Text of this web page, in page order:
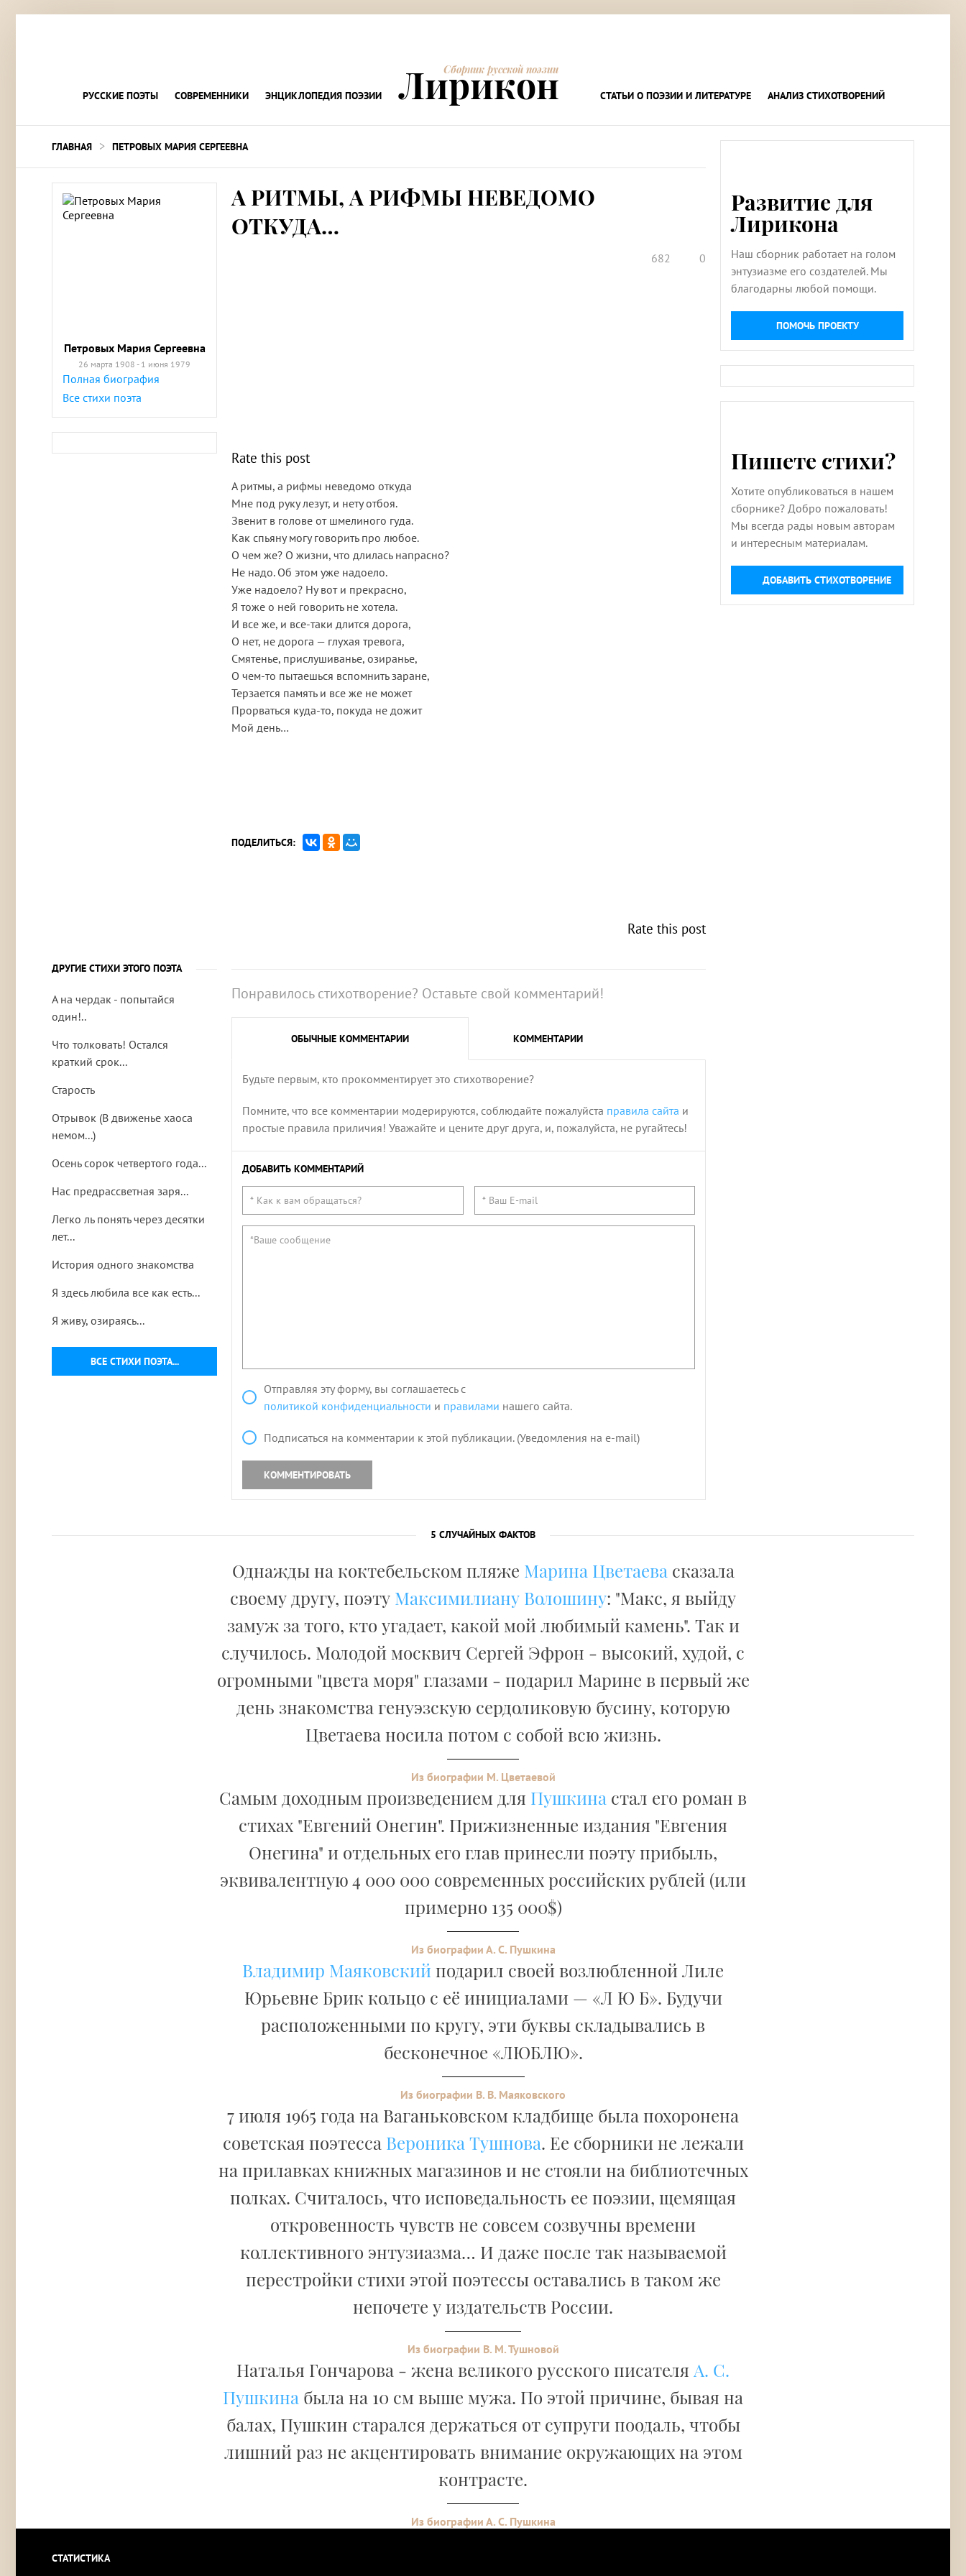
РУССКИЕ ПОЭТЫ СОВРЕМЕННИКИ ЭНЦИКЛОПЕДИЯ ПОЭЗИИ
Сборник русской поэзии
Лирикон СТАТЬИ О ПОЭЗИИ И ЛИТЕРАТУРЕ АНАЛИЗ СТИХОТВОРЕНИЙ
ГЛАВНАЯ > ПЕТРОВЫХ МАРИЯ СЕРГЕЕВНА
Петровых Мария Сергеевна
26 марта 1908 - 1 июня 1979
Полная биография
Все стихи поэта
А РИТМЫ, А РИФМЫ НЕВЕДОМО
ОТКУДА…
682 0
Rate this post
А ритмы, а рифмы неведомо откуда
Мне под руку лезут, и нету отбоя.
Звенит в голове от шмелиного гуда.
Как спьяну могу говорить про любое.
О чем же? О жизни, что длилась напрасно?
Не надо. Об этом уже надоело.
Уже надоело? Ну вот и прекрасно,
Я тоже о ней говорить не хотела.
И все же, и все-таки длится дорога,
О нет, не дорога — глухая тревога,
Смятенье, прислушиванье, озиранье,
О чем-то пытаешься вспомнить заране,
Терзается память и все же не может
Прорваться куда-то, покуда не дожит
Мой день…
ПОДЕЛИТЬСЯ:
Rate this post
ДРУГИЕ СТИХИ ЭТОГО ПОЭТА
ВСЕ СТИХИ ПОЭТА...
А на чердак - попытайся
один!..
Что толковать! Остался
краткий срок...
Старость
Отрывок (В движенье хаоса
немом...)
Осень сорок четвертого года...
Нас предрассветная заря...
Легко ль понять через десятки
лет...
История одного знакомства
Я здесь любила все как есть...
Я живу, озираясь...
Понравилось стихотворение? Оставьте свой комментарий!
ОБЫЧНЫЕ КОММЕНТАРИИ КОММЕНТАРИИ
Будьте первым, кто прокомментирует это стихотворение?
Помните, что все комментарии модерируются, соблюдайте пожалуйста правила сайта и
простые правила приличия! Уважайте и цените друг друга, и, пожалуйста, не ругайтесь!
ДОБАВИТЬ КОММЕНТАРИЙ
Отправляя эту форму, вы соглашаетесь с
политикой конфиденциальности и правилами нашего сайта.
Подписаться на комментарии к этой публикации. (Уведомления на e-mail)
КОММЕНТИРОВАТЬ
Развитие для
Лирикона
Наш сборник работает на голом
энтузиазме его создателей. Мы
благодарны любой помощи.
ПОМОЧЬ ПРОЕКТУ
Пишете стихи?
Хотите опубликоваться в нашем
сборнике? Добро пожаловать!
Мы всегда рады новым авторам
и интересным материалам.
ДОБАВИТЬ СТИХОТВОРЕНИЕ
5 СЛУЧАЙНЫХ ФАКТОВ
Однажды на коктебельском пляже Марина Цветаева сказала
своему другу, поэту Максимилиану Волошину: "Макс, я выйду
замуж за того, кто угадает, какой мой любимый камень". Так и
случилось. Молодой москвич Сергей Эфрон - высокий, худой, с
огромными "цвета моря" глазами - подарил Марине в первый же
день знакомства генуэзскую сердоликовую бусину, которую
Цветаева носила потом с собой всю жизнь.
Из биографии М. Цветаевой
Самым доходным произведением для Пушкина стал его роман в
стихах "Евгений Онегин". Прижизненные издания "Евгения
Онегина" и отдельных его глав принесли поэту прибыль,
эквивалентную 4 000 000 современных российских рублей (или
примерно 135 000$)
Из биографии А. С. Пушкина
Владимир Маяковскийподарил своей возлюбленной Лиле
Юрьевне Брик кольцо с её инициалами — «Л Ю Б». Будучи
расположенными по кругу, эти буквы складывались в
бесконечное «ЛЮБЛЮ».
Из биографии В. В. Маяковского
7 июля 1965 года на Ваганьковском кладбище была похоронена
советская поэтесса Вероника Тушнова. Ее сборники не лежали
на прилавках книжных магазинов и не стояли на библиотечных
полках. Считалось, что исповедальность ее поэзии, щемящая
откровенность чувств не совсем созвучны времени
коллективного энтузиазма… И даже после так называемой
перестройки стихи этой поэтессы оставались в таком же
непочете у издательств России.
Из биографии В. М. Тушновой
Наталья Гончарова - жена великого русского писателя А. С.
Пушкина была на 10 см выше мужа. По этой причине, бывая на
балах, Пушкин старался держаться от супруги поодаль, чтобы
лишний раз не акцентировать внимание окружающих на этом
контрасте.
Из биографии А. С. Пушкина
СТАТИСТИКА